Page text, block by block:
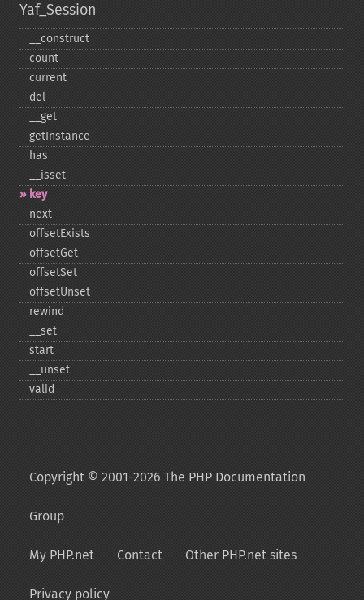
Yaf_Session
_​_​construct
count
current
del
_​_​get
getInstance
has
_​_​isset
key
next
offsetExists
offsetGet
offsetSet
offsetUnset
rewind
_​_​set
start
_​_​unset
valid
Copyright © 2001-2026 The PHP Documentation
Group
My PHP.net Contact Other PHP.net sites
Privacy policy